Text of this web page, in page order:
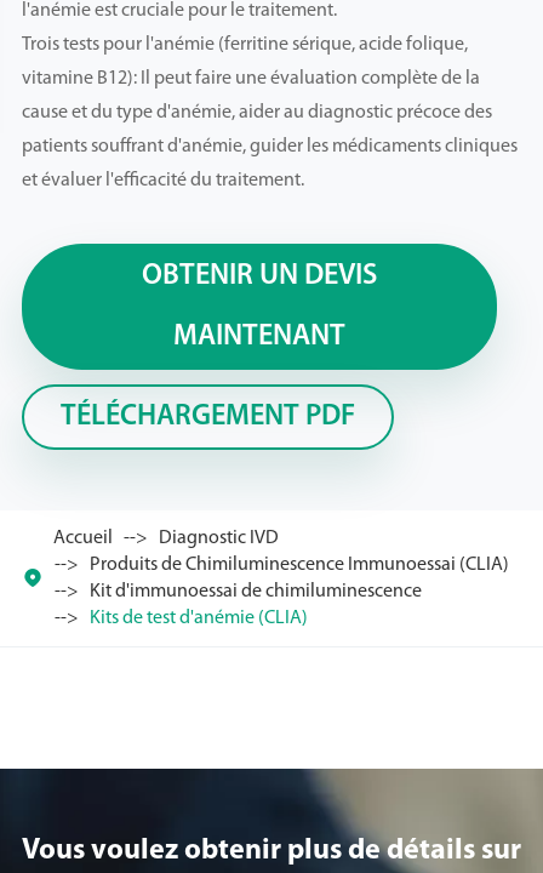
l'anémie est cruciale pour le traitement.
Trois tests pour l'anémie (ferritine sérique, acide folique,
vitamine B12): Il peut faire une évaluation complète de la
cause et du type d'anémie, aider au diagnostic précoce des
patients souffrant d'anémie, guider les médicaments cliniques
et évaluer l'efficacité du traitement.
OBTENIR UN DEVIS
MAINTENANT
TÉLÉCHARGEMENT PDF

Accueil
Diagnostic IVD
Produits de Chimiluminescence Immunoessai (CLIA)
Kit d'immunoessai de chimiluminescence
Kits de test d'anémie (CLIA)
Vous voulez obtenir plus de détails sur